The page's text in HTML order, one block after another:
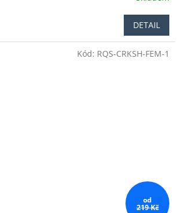
DETAIL
od
219 Kč
Kód: RQS-CRKSH-FEM-1